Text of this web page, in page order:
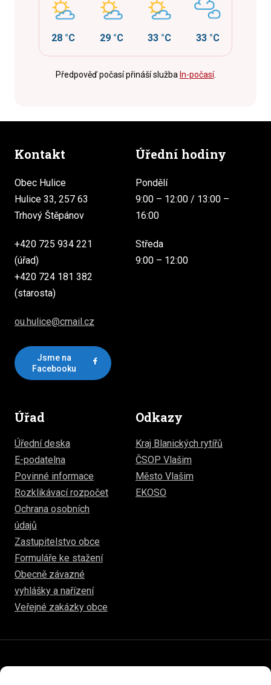
28 °C 29 °C 33 °C 33 °C
Předpověď počasí přináší služba In-počasí.
Kontakt
Obec Hulice
Hulice 33, 257 63
Trhový Štěpánov
+420 725 934 221
(úřad)
+420 724 181 382
(starosta)
ou.hulice@cmail.cz
Jsme na
Facebooku
Úřední hodiny
Pondělí
9:00 – 12:00 / 13:00 –
16:00
Středa
9:00 – 12:00
Úřad
Úřední deska
E-podatelna
Povinné informace
Rozklikávací rozpočet
Ochrana osobních
údajů
Zastupitelstvo obce
Formuláře ke stažení
Obecně závazné
vyhlášky a nařízení
Veřejné zakázky obce
Odkazy
Kraj Blanických rytířů
ČSOP Vlašim
Město Vlašim
EKOSO